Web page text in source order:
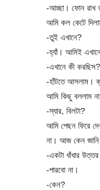
-আচ্ছা। ফোন রাখ
আমি কল কেটে
-তুই এখানে?
-হ্যাঁ। আমিই
-এখানে কী করছিস?
-হাঁটতে আসলাম।
আমি কিছু বললাম
-স্যার, বিলটা?
আমি পেছন ফিরে
না। আজ কেন জানি
-একটা ধাঁধার উত্তর
-পারবো না।
-কেন?